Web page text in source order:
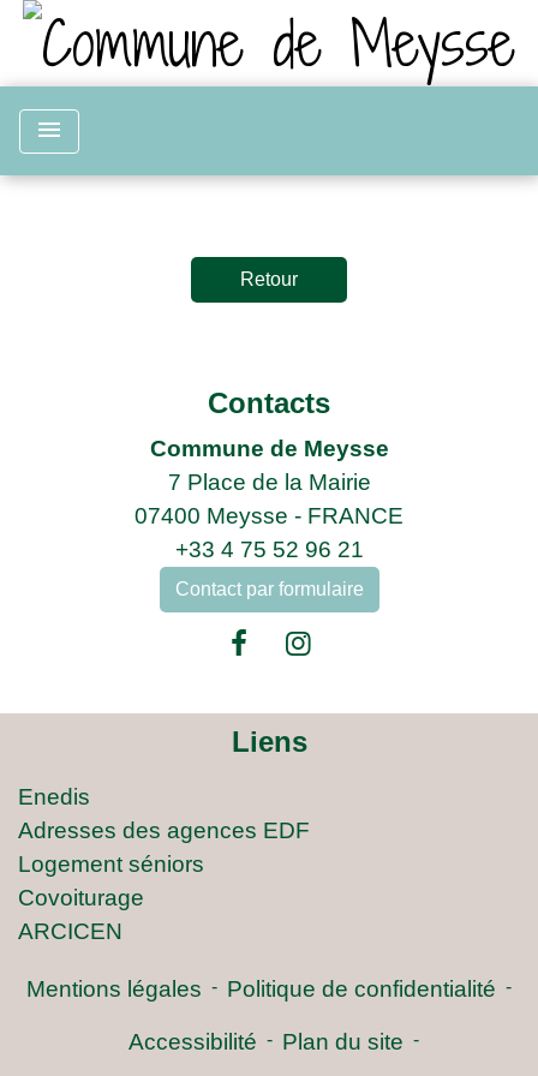
menu
Retour
Contacts
Commune de Meysse
7 Place de la Mairie
07400 Meysse - FRANCE
+33 4 75 52 96 21
Contact par formulaire
Liens
Enedis
Adresses des agences EDF
Logement séniors
Covoiturage
ARCICEN
Mentions légales - Politique de confidentialité -
Accessibilité - Plan du site -